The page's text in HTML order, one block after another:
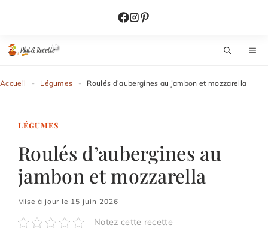
contenu
Accueil - Légumes - Roulés d’aubergines au jambon et mozzarella
LÉGUMES
Roulés d’aubergines au
jambon et mozzarella
Mise à jour le 15 juin 2026
Notez cette recette